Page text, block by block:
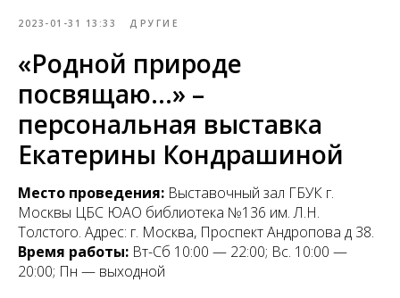
2023-01-31 13:33 ДРУГИЕ
«Родной природе
посвящаю…» –
персональная выставка
Екатерины Кондрашиной
Место проведения: Выставочный зал ГБУК г.
Москвы ЦБС ЮАО библиотека №136 им. Л.Н.
Толстого. Адрес: г. Москва, Проспект Андропова д 38.
Время работы: Вт-Сб 10:00 — 22:00; Вс. 10:00 —
20:00; Пн — выходной